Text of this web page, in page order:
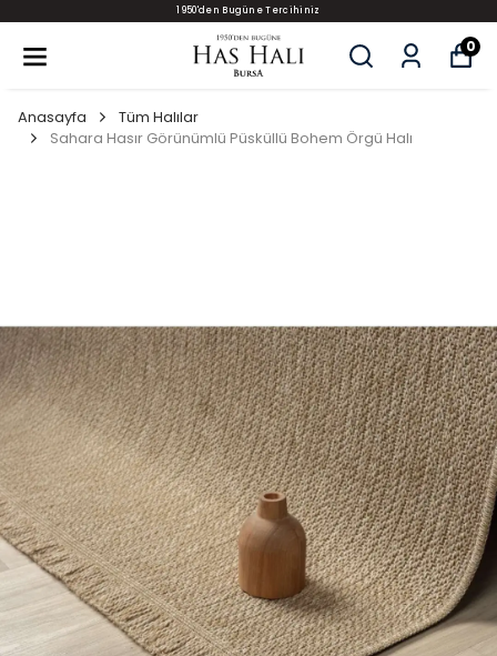
1950'den Bugüne Tercihiniz
0
Anasayfa
Tüm Halılar
Sahara Hasır Görünümlü Püsküllü Bohem Örgü Halı